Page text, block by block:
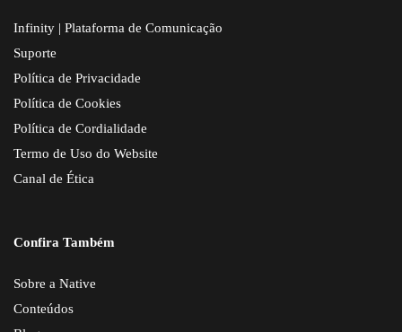
Infinity | Plataforma de Comunicação
Suporte
Política de Privacidade
Política de Cookies
Política de Cordialidade
Termo de Uso do Website
Canal de Ética
Confira Também
Sobre a Native
Conteúdos